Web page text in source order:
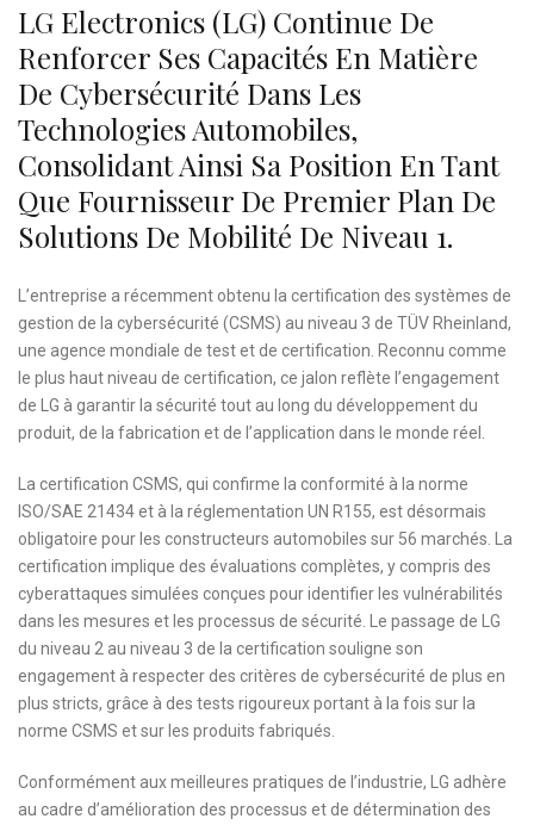
LG Electronics (LG) Continue De
Renforcer Ses Capacités En Matière
De Cybersécurité Dans Les
Technologies Automobiles,
Consolidant Ainsi Sa Position En Tant
Que Fournisseur De Premier Plan De
Solutions De Mobilité De Niveau 1.
L’entreprise a récemment obtenu la certification des systèmes de
gestion de la cybersécurité (CSMS) au niveau 3 de TÜV Rheinland,
une agence mondiale de test et de certification. Reconnu comme
le plus haut niveau de certification, ce jalon reflète l’engagement
de LG à garantir la sécurité tout au long du développement du
produit, de la fabrication et de l’application dans le monde réel.
La certification CSMS, qui confirme la conformité à la norme
ISO/SAE 21434 et à la réglementation UN R155, est désormais
obligatoire pour les constructeurs automobiles sur 56 marchés. La
certification implique des évaluations complètes, y compris des
cyberattaques simulées conçues pour identifier les vulnérabilités
dans les mesures et les processus de sécurité. Le passage de LG
du niveau 2 au niveau 3 de la certification souligne son
engagement à respecter des critères de cybersécurité de plus en
plus stricts, grâce à des tests rigoureux portant à la fois sur la
norme CSMS et sur les produits fabriqués.
Conformément aux meilleures pratiques de l’industrie, LG adhère
au cadre d’amélioration des processus et de détermination des